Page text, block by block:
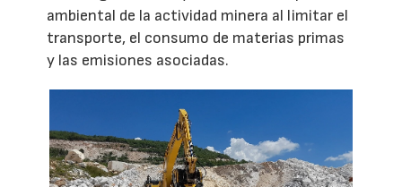
ambiental de la actividad minera al limitar el
transporte, el consumo de materias primas
y las emisiones asociadas.